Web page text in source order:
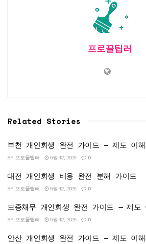
프로꿀팁러
Related Stories
부천 개인회생 완전 가이드 — 제도 이해
BY 프로꿀팁러 5월 12, 2026 0
대전 개인회생 비용 완전 분해 가이드
BY 프로꿀팁러 5월 12, 2026 0
보증채무 개인회생 완전 가이드 — 제도
BY 프로꿀팁러 5월 12, 2026 0
안산 개인회생 완전 가이드 — 제도 이해